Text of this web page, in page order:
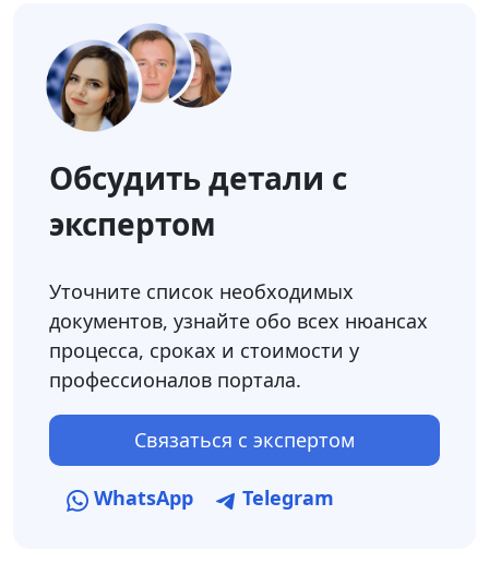
Обсудить детали с
экспертом
Уточните список необходимых
документов, узнайте обо всех нюансах
процесса, сроках и стоимости у
профессионалов портала.
Связаться с экспертом
WhatsApp Telegram